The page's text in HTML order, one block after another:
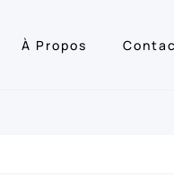
À Propos